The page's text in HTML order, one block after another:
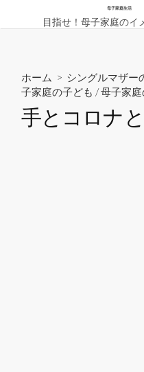
ン
母子家庭生活
目指せ！母子家庭のイ
ホーム > シングルマザー
子家庭の子ども /母子家
手とコロナ